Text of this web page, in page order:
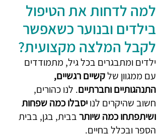
למה לדחות את הטיפול
בילדים ובנוער כשאפשר
לקבל המלצה מקצועית?
ילדים ומתבגרים בכל גיל, מתמודדים
עם ממגוון של קשיים רגשיים,
התנהגותיים וחברתיים. לנו כהורים,
חשוב שהיקרים לנו יסבלו כמה שפחות
ושיתפתחו כמה שיותר בבית, בגן, בבית
הספר ובכלל בחיים.